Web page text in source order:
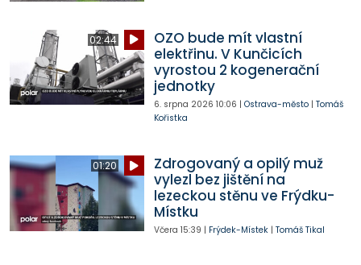
02:44
OZO bude mít vlastní
elektřinu. V Kunčicích
vyrostou 2 kogenerační
jednotky
6. srpna 2026 10:06 | Ostrava-město| Tomáš
Kořistka
01:20
Zdrogovaný a opilý muž
vylezl bez jištění na
lezeckou stěnu ve Frýdku-
Místku
Včera 15:39 | Frýdek-Místek| Tomáš Tikal